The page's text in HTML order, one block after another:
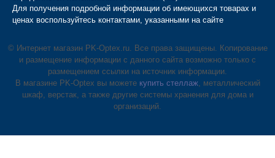
Для получения подробной информации об имеющихся товарах и
ценах воспользуйтесь контактами, указанными на сайте
© Интернет магазин PK-Optex.ru. Все права защищены. Копирование
и размещение информации с данного сайта возможно только с
размещением ссылки на источник информации.
В магазине PK-Optex вы можете купить стеллаж, металлический
шкаф, верстак, а также другие системы хранения для дома и
организаций.